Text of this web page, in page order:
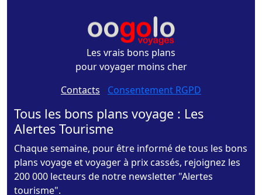
Les vrais bons plans
pour voyager moins cher
Contacts - Consentement RGPD
Tous les bons plans voyage : Les
Alertes Tourisme
Chaque semaine, pour être informé de tous les bons
plans voyage et voyager à prix cassés, rejoignez les
200 000 lecteurs de notre newsletter "Alertes
tourisme".